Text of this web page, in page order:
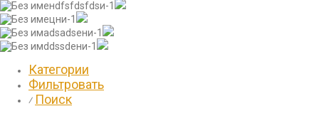
Категории
Фильтровать
⁄ Поиск